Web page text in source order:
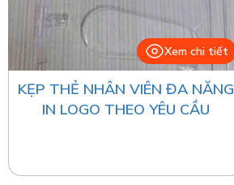
Xem chi tiết
KẸP THẺ NHÂN VIÊN ĐA NĂNG
IN LOGO THEO YÊU CẦU